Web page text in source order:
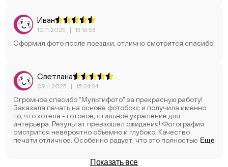
Иван
10.11.2025 | 13:16:58
Оформил фото после поездки, отлично смотрится,спасибо!
Светлана
09.11.2025 | 15:24:24
Огромное спасибо "Мультифото" за прекрасную работу!
Заказала печать на основе фотобокс и получила именно
то, что хотела - готовое, стильное украшение для
интерьера. Результат превзошел ожидания! Фотография
смотрится невероятно объемно и глубоко. Качество
печати отличное. Особенно радует, что это полностью
Еще
Показать все